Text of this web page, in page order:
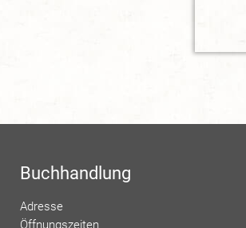
Buchhandlung
Adresse
Öffnungszeiten